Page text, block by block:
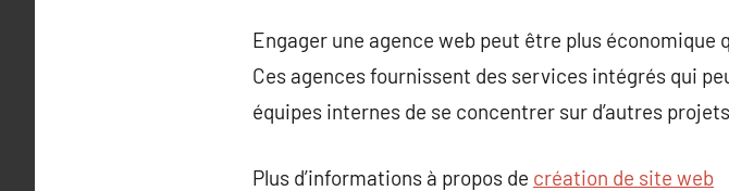
Engager une agence web peut être plus
Ces agences fournissent des services intégrés qui
équipes internes de se concentrer sur d’autres
Plus d’informations à propos de création de site web